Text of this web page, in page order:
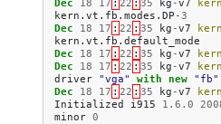
Dec
18 17 : 22 : 35 kg -v7
kern . vt . fb . modes . DP -3
Dec
18 17 : 22 : 35 kg -v7
kern . vt . fb . default_mode
Dec
18 17 : 22 : 35 kg -v7
Dec
18 17 : 22 : 35 kg -v7
driver "vga" with new "fb"
Dec
18 17 : 22 : 35 kg -v7
Initialized
i915 1.6.0
minor 0